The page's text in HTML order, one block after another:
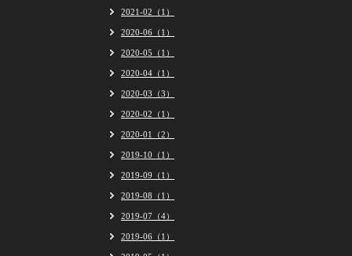
2021-02（1）
2020-06（1）
2020-05（1）
2020-04（1）
2020-03（3）
2020-02（1）
2020-01（2）
2019-10（1）
2019-09（1）
2019-08（1）
2019-07（4）
2019-06（1）